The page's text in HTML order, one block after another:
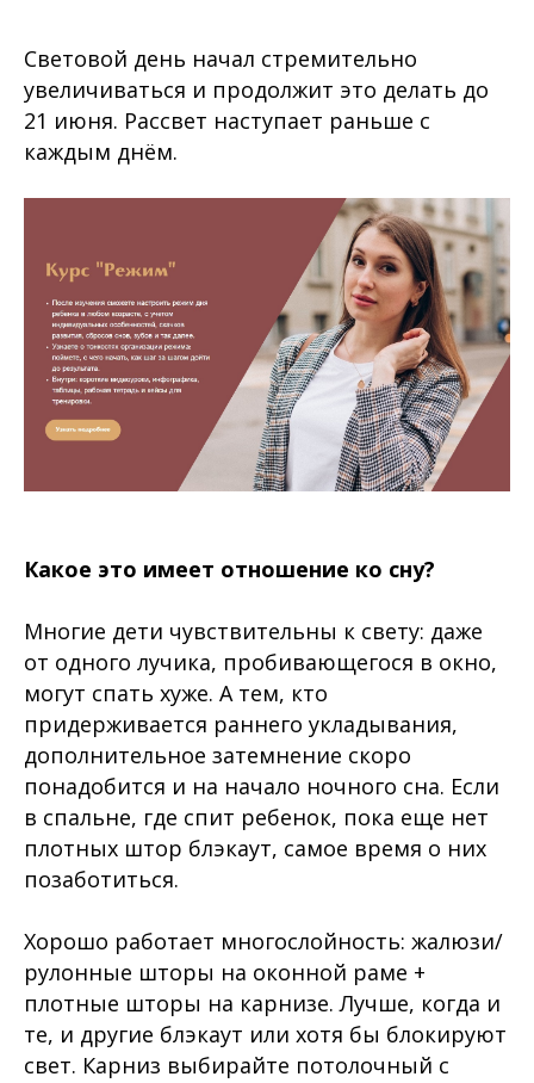
Световой день начал стремительно
увеличиваться и продолжит это делать до
21 июня. Рассвет наступает раньше с
каждым днём.
Какое это имеет отношение ко сну?
Многие дети чувствительны к свету: даже
от одного лучика, пробивающегося в окно,
могут спать хуже. А тем, кто
придерживается раннего укладывания,
дополнительное затемнение скоро
понадобится и на начало ночного сна. Если
в спальне, где спит ребенок, пока еще нет
плотных штор блэкаут, самое время о них
позаботиться.
Хорошо работает многослойность: жалюзи/
рулонные шторы на оконной раме +
плотные шторы на карнизе. Лучше, когда и
те, и другие блэкаут или хотя бы блокируют
свет. Карниз выбирайте потолочный с